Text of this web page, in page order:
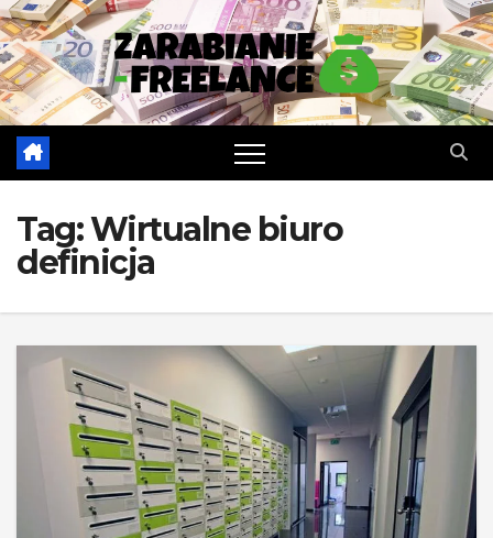
Skip
to
content
Tag:Wirtualne biuro
definicja